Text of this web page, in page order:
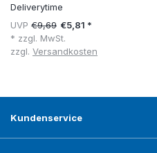
Deliverytime
UVP €9,69 €5,81 *
* zzgl. MwSt.
zzgl. Versandkosten
Kundenservice